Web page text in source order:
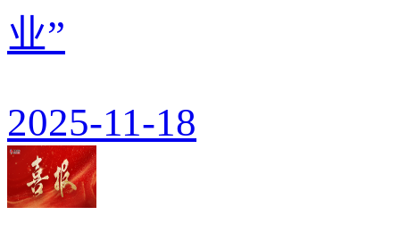
业”
2025-11-18